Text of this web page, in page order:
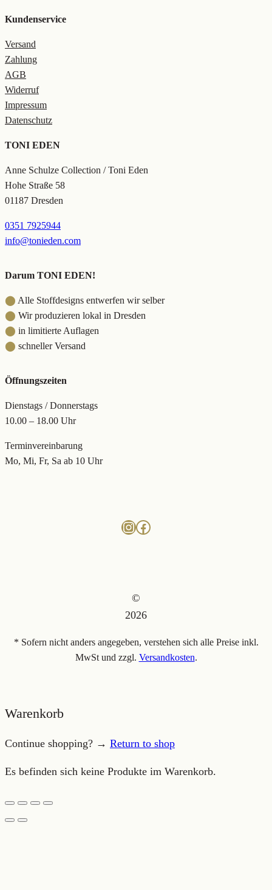
Kundenservice
Versand
Zahlung
AGB
Widerruf
Impressum
Datenschutz
TONI EDEN
Anne Schulze Collection / Toni Eden
Hohe Straße 58
01187 Dresden
0351 7925944
info@tonieden.com
Darum TONI EDEN!
⬤ Alle Stoffdesigns entwerfen wir selber
⬤ Wir produzieren lokal in Dresden
⬤ in limitierte Auflagen
⬤ schneller Versand
Öffnungszeiten
Dienstags / Donnerstags
10.00 – 18.00 Uhr
Terminvereinbarung
Mo, Mi, Fr, Sa ab 10 Uhr
Instagram
Facebook
©
2026
* Sofern nicht anders angegeben, verstehen sich alle Preise inkl.
MwSt und zzgl. Versandkosten.
Warenkorb
Continue shopping? → Return to shop
Es befinden sich keine Produkte im Warenkorb.